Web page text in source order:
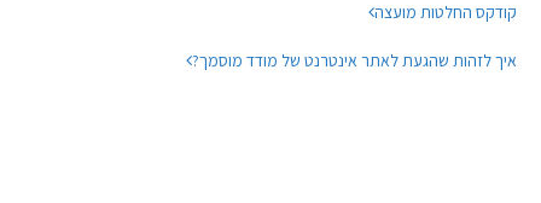
קודקס החלטות מועצה
איך לזהות שהגעת לאתר אינטרנט של מודד מוסמך?